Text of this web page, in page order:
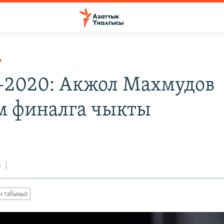
2020: Акжол Махмудов
финалга чыкты
табыңыз